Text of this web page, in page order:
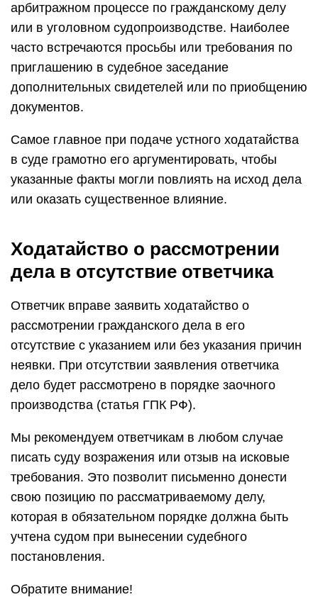
арбитражном процессе по гражданскому делу
или в уголовном судопроизводстве. Наиболее
часто встречаются просьбы или требования по
приглашению в судебное заседание
дополнительных свидетелей или по приобщению
документов.
Самое главное при подаче устного ходатайства
в суде грамотно его аргументировать, чтобы
указанные факты могли повлиять на исход дела
или оказать существенное влияние.
Ходатайство о рассмотрении
дела в отсутствие ответчика
Ответчик вправе заявить ходатайство о
рассмотрении гражданского дела в его
отсутствие с указанием или без указания причин
неявки. При отсутствии заявления ответчика
дело будет рассмотрено в порядке заочного
производства (статья ГПК РФ).
Мы рекомендуем ответчикам в любом случае
писать суду возражения или отзыв на исковые
требования. Это позволит письменно донести
свою позицию по рассматриваемому делу,
которая в обязательном порядке должна быть
учтена судом при вынесении судебного
постановления.
Обратите внимание!